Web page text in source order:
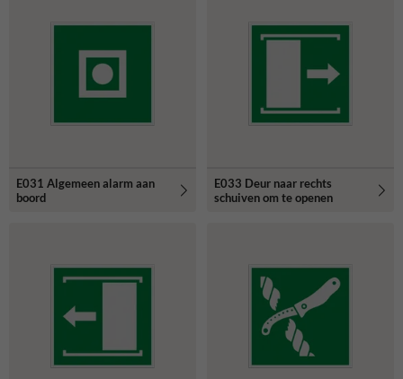
E031 Algemeen alarm aan
boord
E033 Deur naar rechts
schuiven om te openen